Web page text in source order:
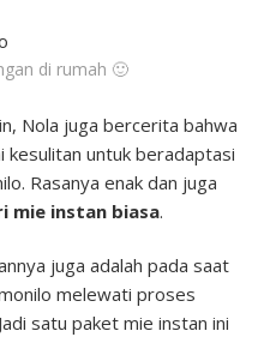
di rumah 🙂
Nola juga bercerita bahwa
kesulitan untuk beradaptasi
Rasanya enak dan juga
mie instan biasa.
juga adalah pada saat
melewati proses
satu paket mie instan ini